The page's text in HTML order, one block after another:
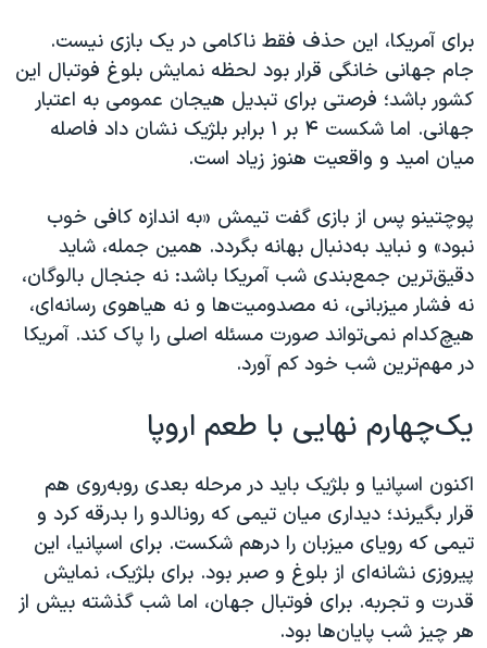
برای آمریکا، این حذف فقط ناکامی در یک بازی نیست.
جام جهانی خانگی قرار بود لحظه نمایش بلوغ فوتبال این
کشور باشد؛ فرصتی برای تبدیل هیجان عمومی به اعتبار
جهانی. اما شکست ۴ بر ۱ برابر بلژیک نشان داد فاصله
میان امید و واقعیت هنوز زیاد است.
پوچتینو پس از بازی گفت تیمش «به اندازه کافی خوب
نبود» و نباید به‌دنبال بهانه بگردد. همین جمله، شاید
دقیق‌ترین جمع‌بندی شب آمریکا باشد: نه جنجال بالوگان،
نه فشار میزبانی، نه مصدومیت‌ها و نه هیاهوی رسانه‌ای،
هیچ‌کدام نمی‌تواند صورت مسئله اصلی را پاک کند. آمریکا
در مهم‌ترین شب خود کم آورد.
یک‌چهارم نهایی با طعم اروپا
اکنون اسپانیا و بلژیک باید در مرحله بعدی روبه‌روی هم
قرار بگیرند؛ دیداری میان تیمی که رونالدو را بدرقه کرد و
تیمی که رویای میزبان را درهم شکست. برای اسپانیا، این
پیروزی نشانه‌ای از بلوغ و صبر بود. برای بلژیک، نمایش
قدرت و تجربه. برای فوتبال جهان، اما شب گذشته بیش از
هر چیز شب پایان‌ها بود.